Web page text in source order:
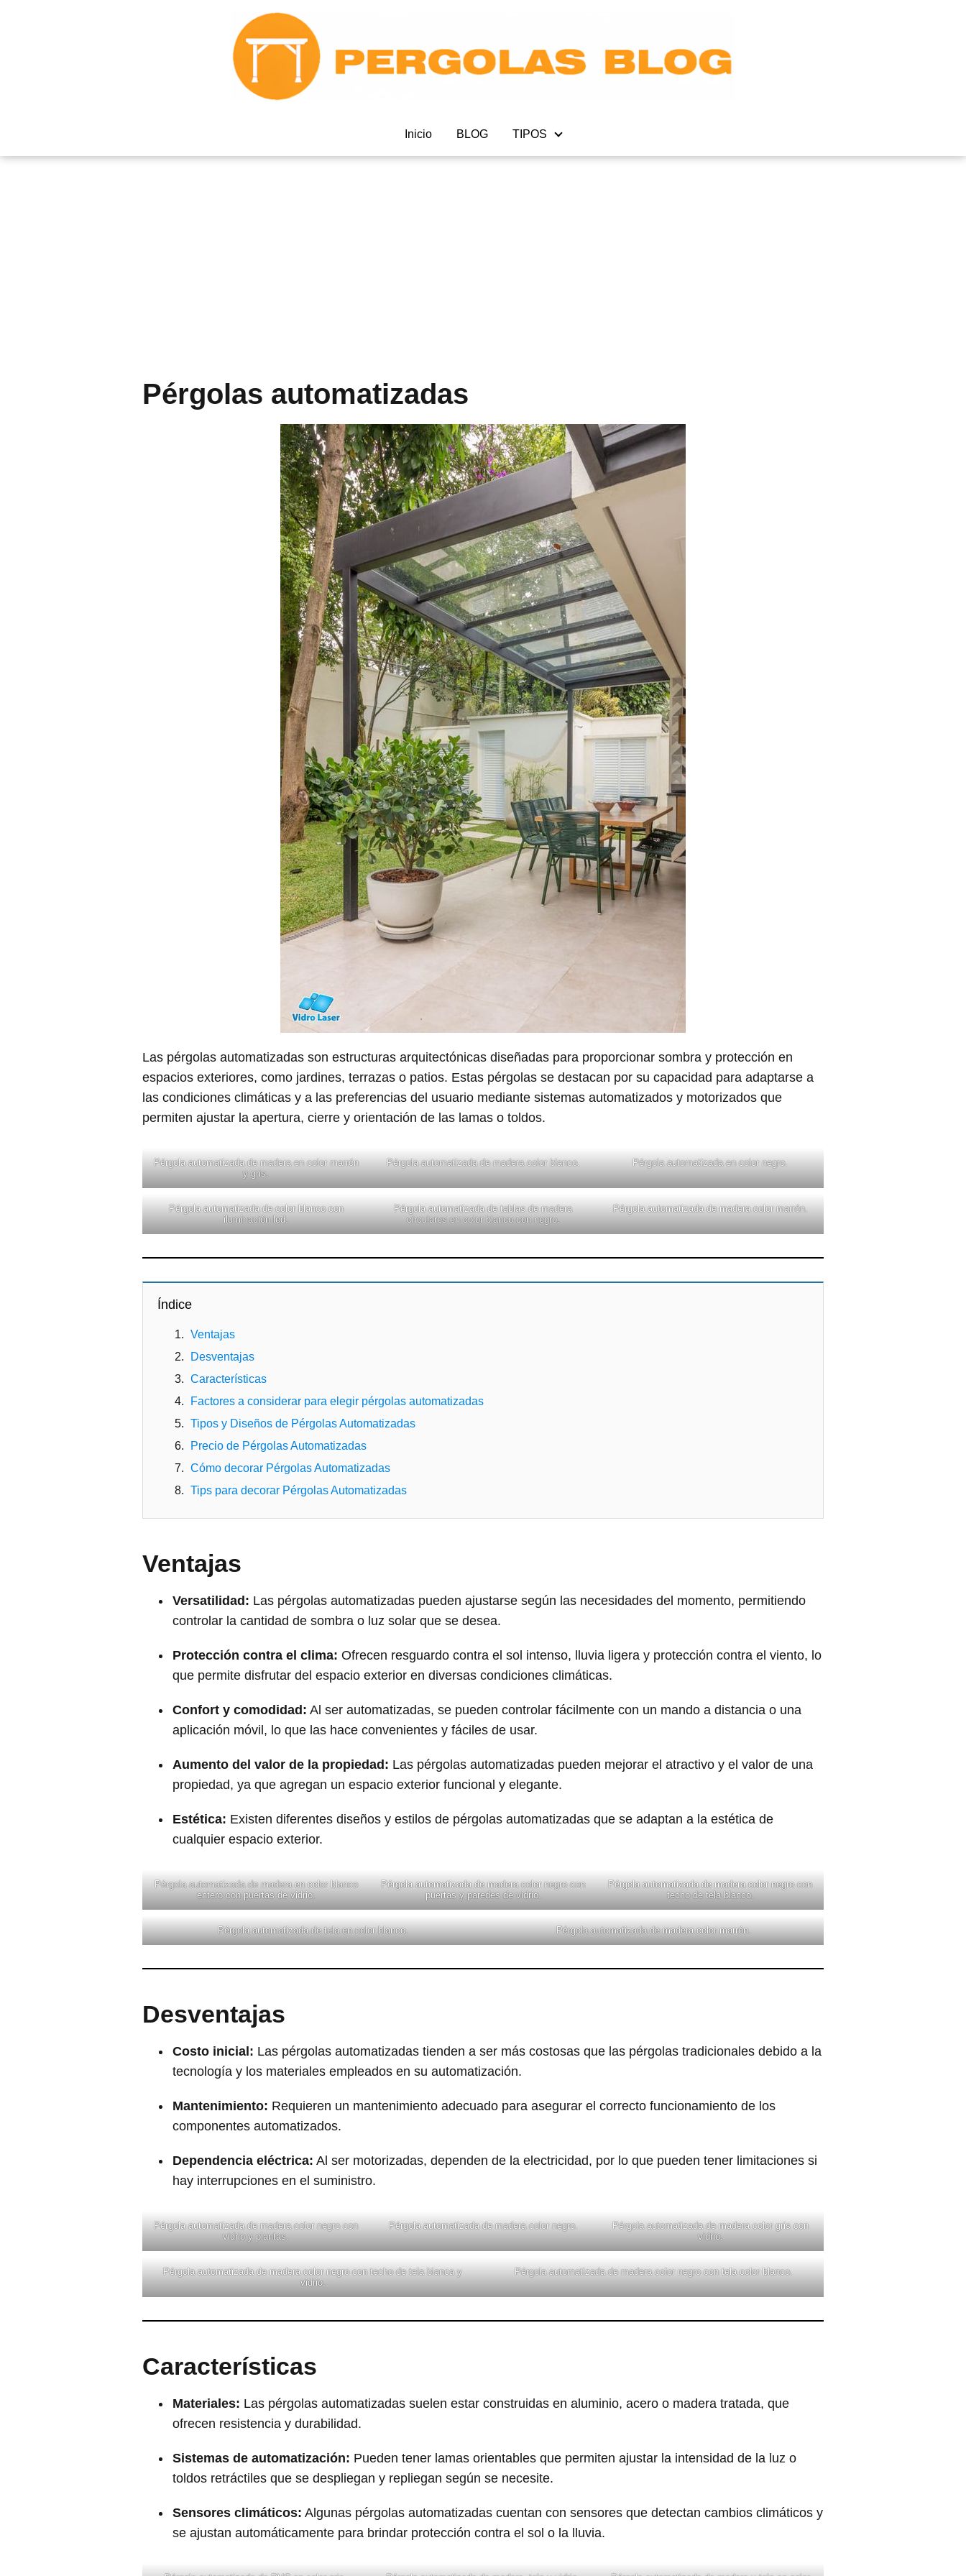
Inicio BLOG TIPOS
Pérgolas automatizadas
Las pérgolas automatizadas son estructuras arquitectónicas diseñadas para proporcionar sombra y protección en
espacios exteriores, como jardines, terrazas o patios. Estas pérgolas se destacan por su capacidad para adaptarse a
las condiciones climáticas y a las preferencias del usuario mediante sistemas automatizados y motorizados que
permiten ajustar la apertura, cierre y orientación de las lamas o toldos.
Pérgola automatizada de madera en color marrón
y gris.
Pérgola automatizada de madera color blanco. Pérgola automatizada en color negro.
Pérgola automatizada de color blanco con
iluminación led.
Pérgola automatizada de tablas de madera
circulares en color blanco con negro.
Pérgola automatizada de madera color marrón.
Índice
Ventajas
Desventajas
Características
Factores a considerar para elegir pérgolas automatizadas
Tipos y Diseños de Pérgolas Automatizadas
Precio de Pérgolas Automatizadas
Cómo decorar Pérgolas Automatizadas
Tips para decorar Pérgolas Automatizadas
Ventajas
Versatilidad: Las pérgolas automatizadas pueden ajustarse según las necesidades del momento, permitiendo
controlar la cantidad de sombra o luz solar que se desea.
Protección contra el clima: Ofrecen resguardo contra el sol intenso, lluvia ligera y protección contra el viento, lo
que permite disfrutar del espacio exterior en diversas condiciones climáticas.
Confort y comodidad: Al ser automatizadas, se pueden controlar fácilmente con un mando a distancia o una
aplicación móvil, lo que las hace convenientes y fáciles de usar.
Aumento del valor de la propiedad: Las pérgolas automatizadas pueden mejorar el atractivo y el valor de una
propiedad, ya que agregan un espacio exterior funcional y elegante.
Estética: Existen diferentes diseños y estilos de pérgolas automatizadas que se adaptan a la estética de
cualquier espacio exterior.
Pérgola automatizada de madera en color blanco
entero con puertas de vidrio.
Pérgola automatizada de madera color negro con
puertas y paredes de vidrio.
Pérgola automatizada de madera color negro con
techo de tela blanco.
Pérgola automatizada de tela en color blanco. Pérgola automatizada de madera color marrón.
Desventajas
Costo inicial: Las pérgolas automatizadas tienden a ser más costosas que las pérgolas tradicionales debido a la
tecnología y los materiales empleados en su automatización.
Mantenimiento: Requieren un mantenimiento adecuado para asegurar el correcto funcionamiento de los
componentes automatizados.
Dependencia eléctrica: Al ser motorizadas, dependen de la electricidad, por lo que pueden tener limitaciones si
hay interrupciones en el suministro.
Pérgola automatizada de madera color negro con
vidrio y plantas.
Pérgola automatizada de madera color negro.
Pérgola automatizada de madera color gris con
vidrio.
Pérgola automatizada de madera color negro con techo de tela blanca y
vidrio.
Pérgola automatizada de madera color negro con tela color blanco.
Características
Materiales: Las pérgolas automatizadas suelen estar construidas en aluminio, acero o madera tratada, que
ofrecen resistencia y durabilidad.
Sistemas de automatización: Pueden tener lamas orientables que permiten ajustar la intensidad de la luz o
toldos retráctiles que se despliegan y repliegan según se necesite.
Sensores climáticos: Algunas pérgolas automatizadas cuentan con sensores que detectan cambios climáticos y
se ajustan automáticamente para brindar protección contra el sol o la lluvia.